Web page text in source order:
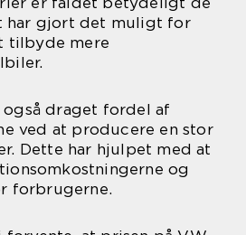
har gjort det muligt for
tilbyde mere
draget fordel af
ved at producere en stor
Dette har hjulpet med at
og
forbrugerne.